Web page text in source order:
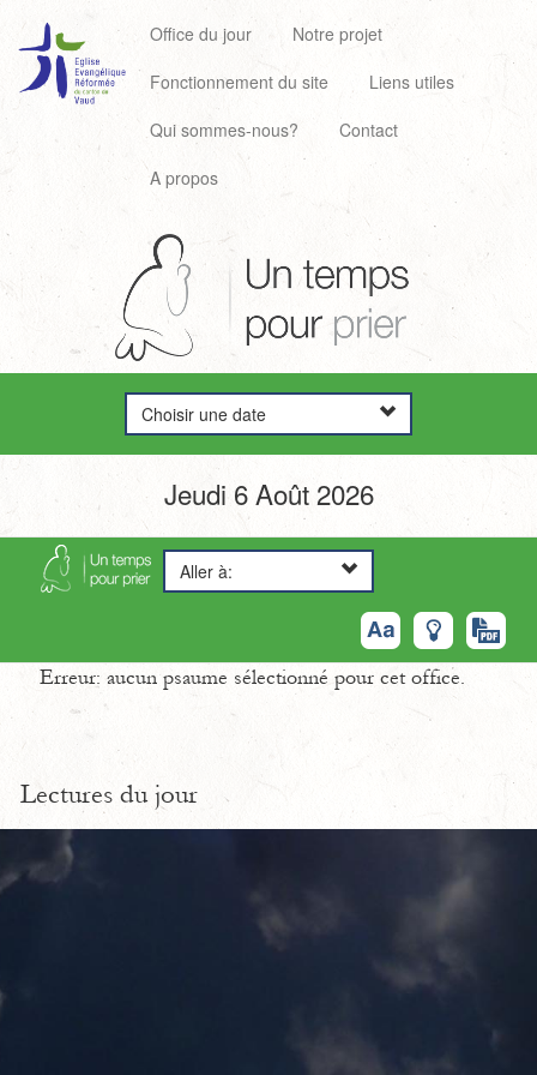
Office du jour
Notre projet
Fonctionnement du site
Liens utiles
Qui sommes-nous?
Contact
A propos
Choisir une date
Jeudi 6 Août 2026
Aller à:
Erreur: aucun psaume sélectionné pour cet office.
Lectures du jour